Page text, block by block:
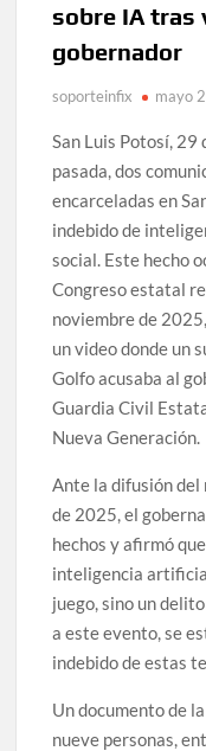
sobre IA tras
gobernador
soporteinfix mayo
San Luis Potosí, 29
pasada, dos
encarceladas en
indebido de
social. Este hecho
Congreso estatal
noviembre de
un video donde un
Golfo acusaba al
Guardia Civil
Nueva Generación.
Ante la difusión
de 2025, el
hechos y afirmó
inteligencia
juego, sino un
a este evento, se
indebido de estas
Un documento de
nueve personas,